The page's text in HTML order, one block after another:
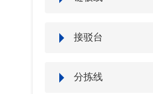
接驳台
分拣线